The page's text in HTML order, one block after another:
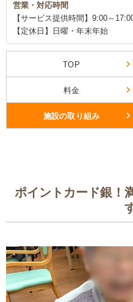
営業・対応時間
【サービス提供時間】9:00～
【定休日】日曜・年末年始
TOP
料金
施設の取り組み
ポイントカード銀！